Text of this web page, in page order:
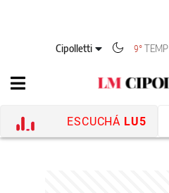
Cipolletti 9°TEMP
ESCUCHÁ LU5